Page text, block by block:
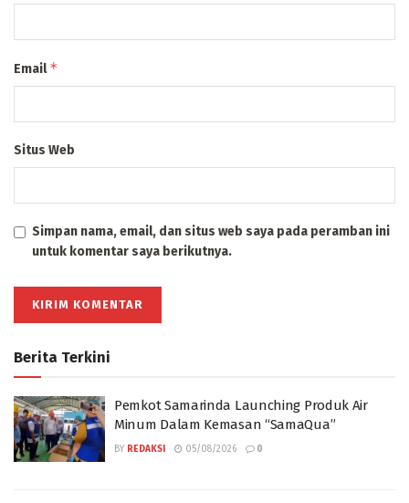
Email*
Situs Web
Simpan nama, email, dan situs web saya pada peramban ini
untuk komentar saya berikutnya.
Berita Terkini
Pemkot Samarinda Launching Produk Air
Minum Dalam Kemasan “SamaQua”
BY REDAKSI 05/08/2026 0